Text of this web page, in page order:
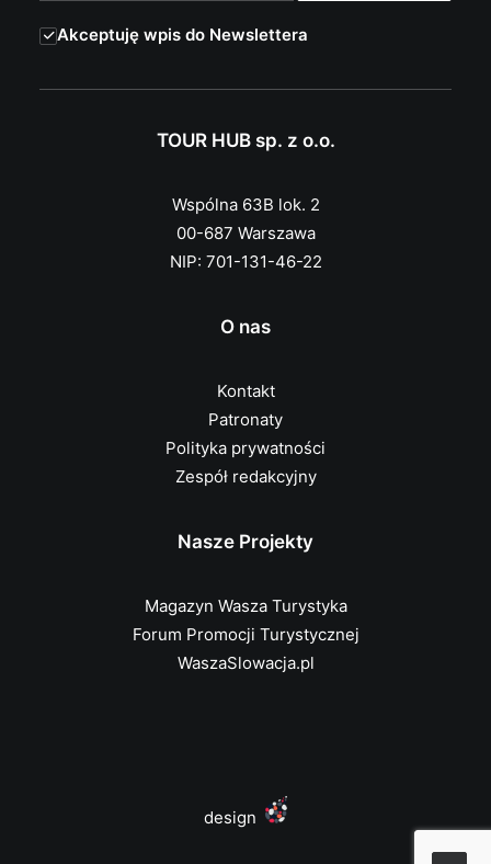
Akceptuję wpis do Newslettera
TOUR HUB sp. z o.o.
Wspólna 63B lok. 2
00-687 Warszawa
NIP: 701-131-46-22
O nas
Kontakt
Patronaty
Polityka prywatności
Zespół redakcyjny
Nasze Projekty
Magazyn Wasza Turystyka
Forum Promocji Turystycznej
WaszaSlowacja.pl
design